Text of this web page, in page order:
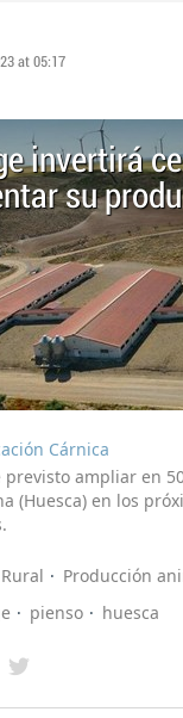
at 05:17
invertirá
su
Cárnica
previsto ampliar en
(Huesca) en los
Producción
pienso huesca